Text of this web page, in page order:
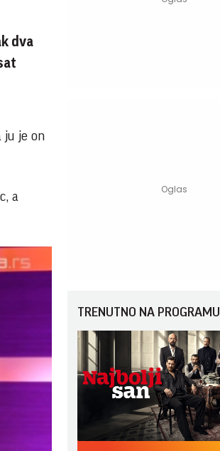
dva
ju je on
a
TRENUTNO NA PROGRAMU